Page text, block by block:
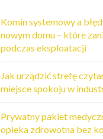
Komin systemowy a
nowym domu – które
podczas eksploatacji
Jak urządzić strefę
miejsce spokoju w
Prywatny pakiet
opieka zdrowotna bez